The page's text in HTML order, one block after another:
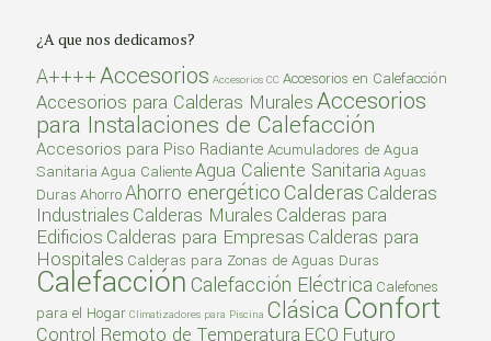
¿A que nos dedicamos?
A++++Accesorios Accesorios CC Accesorios en Calefacción
Accesorios para Calderas MuralesAccesorios
para Instalaciones de Calefacción
Accesorios para Piso Radiante Acumuladores de Agua
Sanitaria Agua CalienteAgua Caliente Sanitaria Aguas
Duras AhorroAhorro energético Calderas Calderas
Industriales Calderas Murales Calderas para
Edificios Calderas para Empresas Calderas para
Hospitales Calderas para Zonas de Aguas Duras
Calefacción Calefacción Eléctrica Calefones
para el Hogar Climatizadores para Piscina Clásica Confort
Control Remoto de Temperatura ECO Futuro